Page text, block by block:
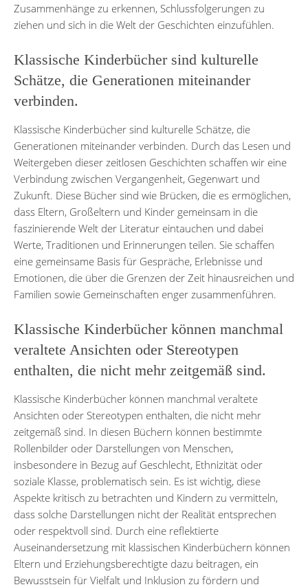
Zusammenhänge zu erkennen, Schlussfolgerungen zu
ziehen und sich in die Welt der Geschichten einzufühlen.
Klassische Kinderbücher sind kulturelle
Schätze, die Generationen miteinander
verbinden.
Klassische Kinderbücher sind kulturelle Schätze, die
Generationen miteinander verbinden. Durch das Lesen und
Weitergeben dieser zeitlosen Geschichten schaffen wir eine
Verbindung zwischen Vergangenheit, Gegenwart und
Zukunft. Diese Bücher sind wie Brücken, die es ermöglichen,
dass Eltern, Großeltern und Kinder gemeinsam in die
faszinierende Welt der Literatur eintauchen und dabei
Werte, Traditionen und Erinnerungen teilen. Sie schaffen
eine gemeinsame Basis für Gespräche, Erlebnisse und
Emotionen, die über die Grenzen der Zeit hinausreichen und
Familien sowie Gemeinschaften enger zusammenführen.
Klassische Kinderbücher können manchmal
veraltete Ansichten oder Stereotypen
enthalten, die nicht mehr zeitgemäß sind.
Klassische Kinderbücher können manchmal veraltete
Ansichten oder Stereotypen enthalten, die nicht mehr
zeitgemäß sind. In diesen Büchern können bestimmte
Rollenbilder oder Darstellungen von Menschen,
insbesondere in Bezug auf Geschlecht, Ethnizität oder
soziale Klasse, problematisch sein. Es ist wichtig, diese
Aspekte kritisch zu betrachten und Kindern zu vermitteln,
dass solche Darstellungen nicht der Realität entsprechen
oder respektvoll sind. Durch eine reflektierte
Auseinandersetzung mit klassischen Kinderbüchern können
Eltern und Erziehungsberechtigte dazu beitragen, ein
Bewusstsein für Vielfalt und Inklusion zu fördern und